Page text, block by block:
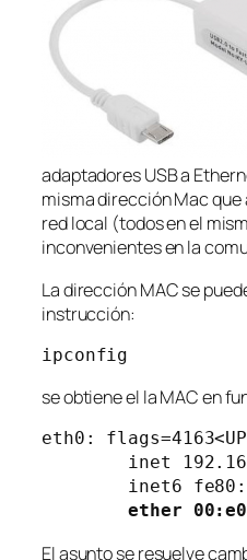
adaptadores USB a
misma dirección Mac
red local (todos en el
inconvenientes en la
La dirección MAC se
instrucción:
ipconfig
se obtiene el la MAC en
eth0:
inet
inet6
ether
El asunto se resuelve